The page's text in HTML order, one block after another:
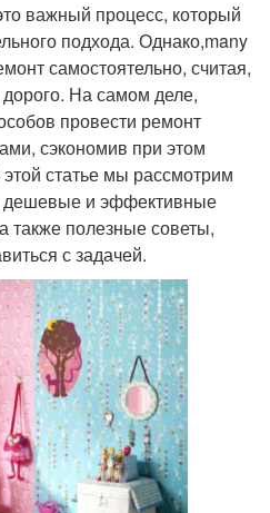
важный процесс, который
подхода. Однако,many
самостоятельно, считая,
На самом деле,
провести ремонт
сэкономив при этом
статье мы рассмотрим
дешевые и эффективные
также полезные советы,
с задачей.